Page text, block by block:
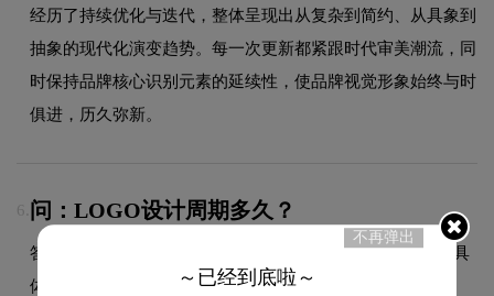
经历了持续优化与迭代，整体呈现出从复杂到简约、从具象到
抽象的现代化演变趋势。每一次更新都紧跟时代审美潮流，同
时保持品牌核心识别元素的延续性，使品牌视觉形象始终与时
俱进，历久弥新。
6. 问：LOGO设计周期多久？
答：根据项目复杂程度，设计周期一般为5至22个工作日，具
体时间在签订合同时与您确认。
不再弹出
～已经到底啦～